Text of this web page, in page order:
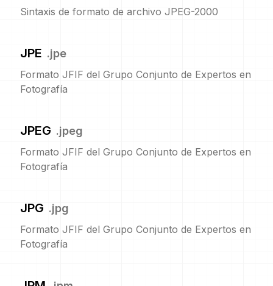
Sintaxis de formato de archivo JPEG-2000
JPE .jpe
Formato JFIF del Grupo Conjunto de Expertos en
Fotografía
JPEG .jpeg
Formato JFIF del Grupo Conjunto de Expertos en
Fotografía
JPG .jpg
Formato JFIF del Grupo Conjunto de Expertos en
Fotografía